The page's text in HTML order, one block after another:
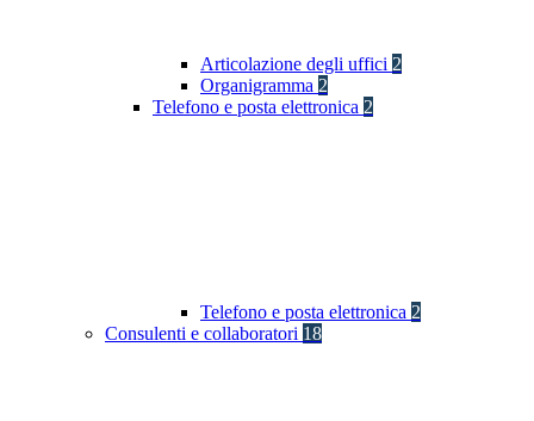
Articolazione degli uffici 2
Organigramma 2
Telefono e posta elettronica 2
Telefono e posta elettronica 2
Consulenti e collaboratori 18